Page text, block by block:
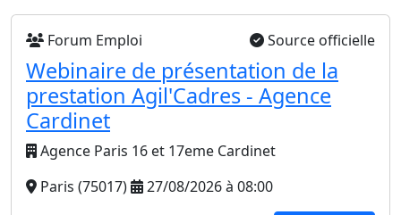
Forum Emploi Source officielle
Webinaire de présentation de la
prestation Agil'Cadres - Agence
Cardinet
Agence Paris 16 et 17eme Cardinet
Paris (75017)
27/08/2026 à 08:00